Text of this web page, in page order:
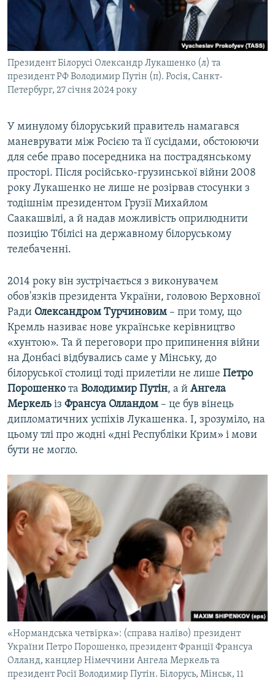
Президент Білорусі Олександр Лукашенко (л) та
президент РФ Володимир Путін (п). Росія, Санкт-
Петербург, 27 січня 2024 року
У минулому білоруський правитель намагався
маневрувати між Росією та її сусідами, обстоюючи
для себе право посередника на пострадянському
просторі. Після російсько-грузинської війни 2008
року Лукашенко не лише не розірвав стосунки з
тодішнім президентом Грузії Михайлом
Саакашвілі, а й надав можливість оприлюднити
позицію Тбілісі на державному білоруському
телебаченні.
2014 року він зустрічається з виконувачем
обов'язків президента України, головою Верховної
Ради Олександром Турчиновим – при тому, що
Кремль називає нове українське керівництво
«хунтою». Та й переговори про припинення війни
на Донбасі відбувались саме у Мінську, до
білоруської столиці тоді прилетіли не лише Петро
Порошенко та Володимир Путін, а й Ангела
Меркель із Франсуа Олландом – це був вінець
дипломатичних успіхів Лукашенка. І, зрозуміло, на
цьому тлі про жодні «дні Республіки Крим» і мови
бути не могло.
«Нормандська четвірка»: (справа наліво) президент
України Петро Порошенко, президент Франції Франсуа
Олланд, канцлер Німеччини Ангела Меркель та
президент Росії Володимир Путін. Білорусь, Мінськ, 11